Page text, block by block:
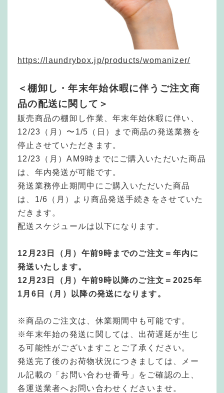
https://laundrybox.jp/products/womanizer/
＜棚卸し・年末年始休暇に伴うご注文商
品の配送に関して＞
販売商品の棚卸し作業、年末年始休暇に伴い、
12/23（月）〜1/5（日）まで商品の発送業務を
停止させていただきます。
12/23（月）AM9時までにご購入いただいた商品
は、年内発送が可能です。
発送業務停止期間中にご購入いただいた商品
は、1/6（月）より商品発送手続きをさせていた
だきます。
配送スケジュールは以下になります。
12月23日（月）午前9時までのご注文＝年内に
発送いたします。
12月23日（月）午前9時以降のご注文＝2025年
1月6日（月）以降の発送になります。
※商品のご注文は、休業期間中も可能です。
※年末年始の発送に関しては、出荷遅延が生じ
る可能性がございますことご了承ください。
発送完了後のお荷物状況につきましては、メー
ル記載の「お問い合わせ番号」をご確認の上、
各運送業者へお問い合わせくださいませ。